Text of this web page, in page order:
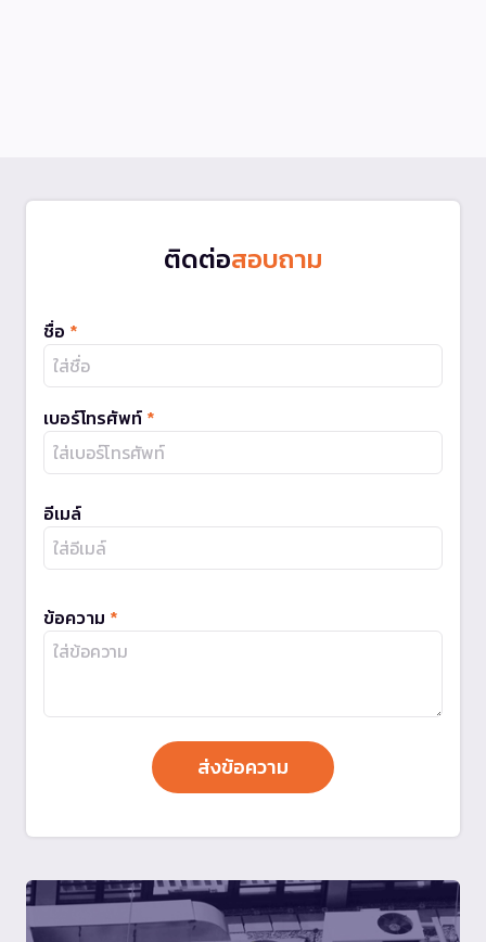
ติดต่อสอบถาม
ชื่อ *
เบอร์โทรศัพท์ *
อีเมล์
ข้อความ *